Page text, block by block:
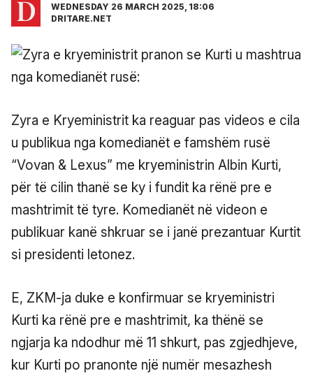
WEDNESDAY 26 MARCH 2025, 18:06
DRITARE.NET
Zyra e Kryeministrit ka reaguar pas videos e cila
u publikua nga komedianët e famshëm rusë
“Vovan & Lexus” me kryeministrin Albin Kurti,
për të cilin thanë se ky i fundit ka rënë pre e
mashtrimit të tyre. Komedianët në videon e
publikuar kanë shkruar se i janë prezantuar Kurtit
si presidenti letonez.
E, ZKM-ja duke e konfirmuar se kryeministri
Kurti ka rënë pre e mashtrimit, ka thënë se
ngjarja ka ndodhur më 11 shkurt, pas zgjedhjeve,
kur Kurti po pranonte një numër mesazhesh